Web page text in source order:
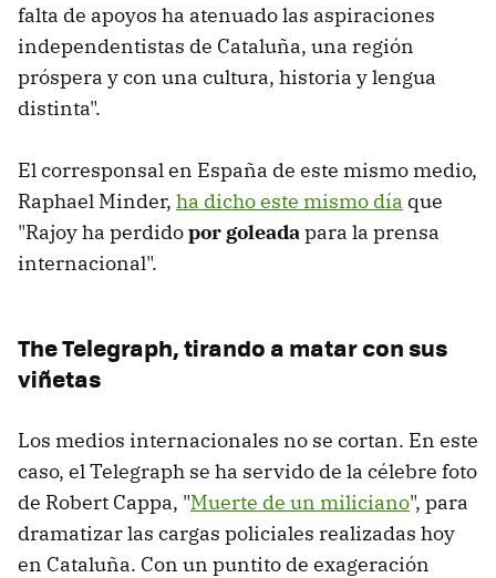
falta de apoyos ha atenuado las aspiraciones
independentistas de Cataluña, una región
próspera y con una cultura, historia y lengua
distinta".
El corresponsal en España de este mismo medio,
Raphael Minder, ha dicho este mismo día que
"Rajoy ha perdidopor goleadapara la prensa
internacional".
The Telegraph, tirando a matar con sus
viñetas
Los medios internacionales no se cortan. En este
caso, el Telegraph se ha servido de la célebre foto
de Robert Cappa, "Muerte de un miliciano", para
dramatizar las cargas policiales realizadas hoy
en Cataluña. Con un puntito de exageración